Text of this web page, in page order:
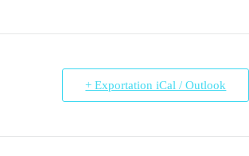
+ Exportation iCal / Outlook